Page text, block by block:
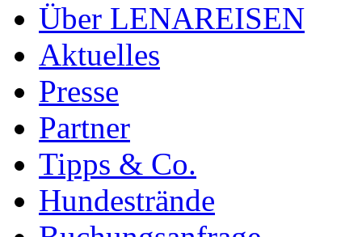
Über LENAREISEN
Aktuelles
Presse
Partner
Tipps & Co.
Hundestrände